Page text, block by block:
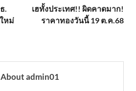
.
หม่
เฮทั้งประเทศ!! ผิดคาดมาก!
ราคาทองวันนี้ 19 ต.ค.68
About admin01